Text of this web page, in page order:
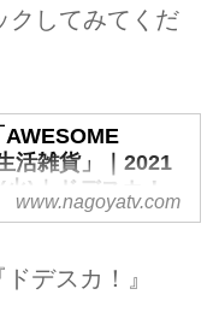
クしてみてくだ
AWESOME
活雑貨」｜2021
)｜ドデスカ！ -
【メ～テレ】
www.nagoyatv.com
デスカ！』